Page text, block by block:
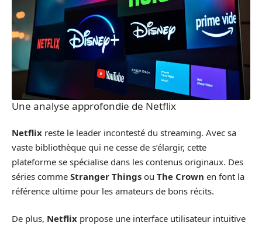
Une analyse approfondie de Netflix
Netflix reste le leader incontesté du streaming. Avec sa
vaste bibliothèque qui ne cesse de s’élargir, cette
plateforme se spécialise dans les contenus originaux. Des
séries comme Stranger Things ou The Crown en font la
référence ultime pour les amateurs de bons récits.
De plus, Netflix propose une interface utilisateur intuitive